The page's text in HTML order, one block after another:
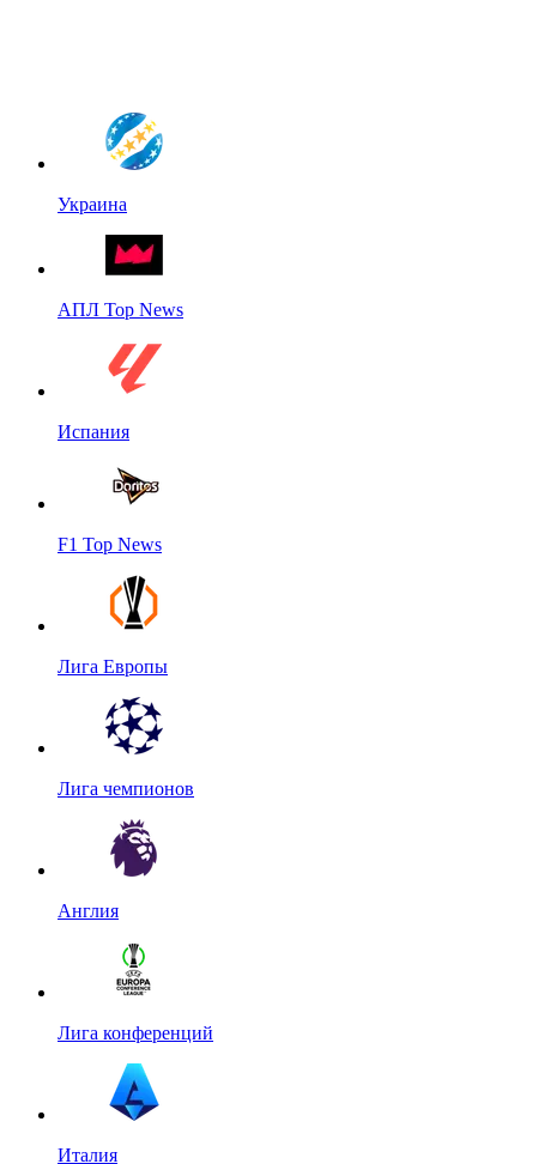
Украина
АПЛ Top News
Испания
F1 Top News
Лига Европы
Лига чемпионов
Англия
Лига конференций
Италия